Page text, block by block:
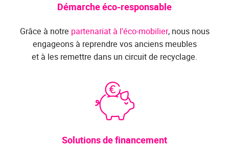
Démarche éco-responsable
Grâce à notre partenariat à l'éco-mobilier, nous nous
engageons à reprendre vos anciens meubles
et à les remettre dans un circuit de recyclage.
Solutions de financement